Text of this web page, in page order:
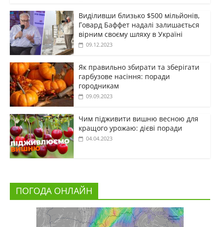
Виділивши близько $500 мільйонів,
Говард Баффет надалі залишається
вірним своєму шляху в Україні
09.12.2023
Як правильно збирати та зберігати
гарбузове насіння: поради
городникам
09.09.2023
Чим підживити вишню весною для
кращого урожаю: дієві поради
04.04.2023
ПОГОДА ОНЛАЙН